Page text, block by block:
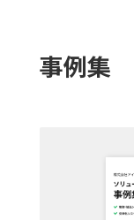
事例集